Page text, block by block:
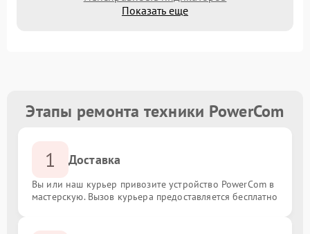
Показать еще
Этапы ремонта техники PowerCom
1 Доставка
Вы или наш курьер привозите устройство PowerCom в
мастерскую. Вызов курьера предоставляется бесплатно